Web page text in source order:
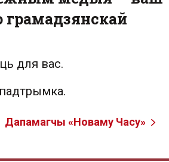
для вас.
Дапамагчы «Новаму Часу»